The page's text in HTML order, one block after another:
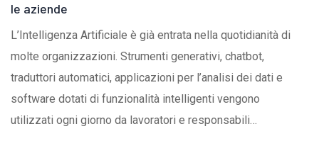
le aziende
L’Intelligenza Artificiale è già entrata nella quotidianità di
molte organizzazioni. Strumenti generativi, chatbot,
traduttori automatici, applicazioni per l’analisi dei dati e
software dotati di funzionalità intelligenti vengono
utilizzati ogni giorno da lavoratori e responsabili